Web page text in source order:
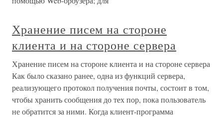
Хранение писем на стороне
клиента и на стороне сервера
Хранение писем на стороне клиента и на стороне сервера
Как было сказано ранее, одна из функций сервера,
реализующего протокол получения почты, состоит в том,
чтобы хранить сообщения до тех пор, пока пользователь
не обратится за ними. Когда клиент-программа